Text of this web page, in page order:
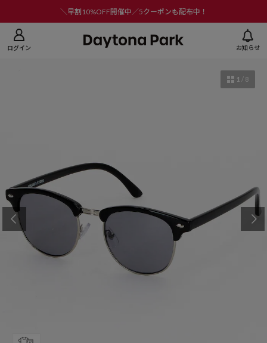
＼早割10%OFF開催中／5クーポンも配布中！
ログイン お知らせ
1 / 8